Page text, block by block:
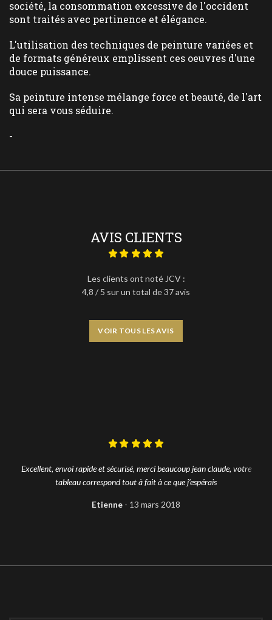
société, la consommation excessive de l'occident
sont traités avec pertinence et élégance.
L'utilisation des techniques de peinture variées et
de formats généreux emplissent ces oeuvres d'une
douce puissance.
Sa peinture intense mélange force et beauté, de l'art
qui sera vous séduire.
-
AVIS CLIENTS
Les clients ont noté JCV :
4,8 / 5 sur un total de 37 avis
VOIR TOUS LES AVIS
Excellent, envoi rapide et sécurisé, merci beaucoup jean claude, votre
tableau correspond tout à fait à ce que j’espérais
Etienne 13 mars 2018